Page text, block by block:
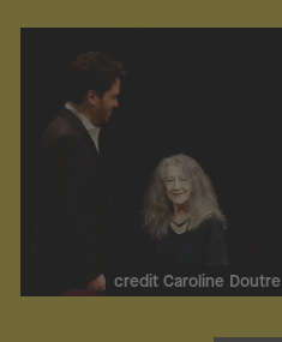
credit Caroline Doutre